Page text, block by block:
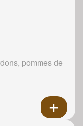
pommes de